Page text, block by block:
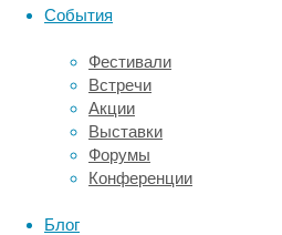
События
Фестивали
Встречи
Акции
Выставки
Форумы
Конференции
Блог
своего
символом
агрессии
и
господства
(как
рога